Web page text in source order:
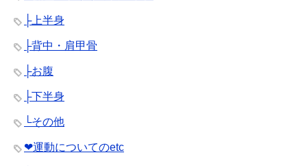
├上半身
├背中・肩甲骨
├お腹
├下半身
└その他
❤︎運動についてのetc